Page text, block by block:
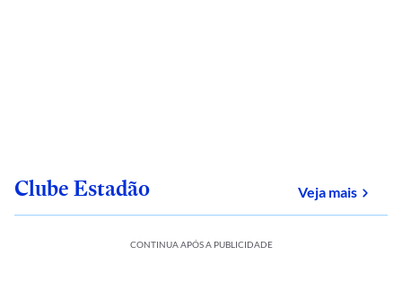
Clube Estadão Veja maissobre
CONTINUA APÓS A PUBLICIDADE